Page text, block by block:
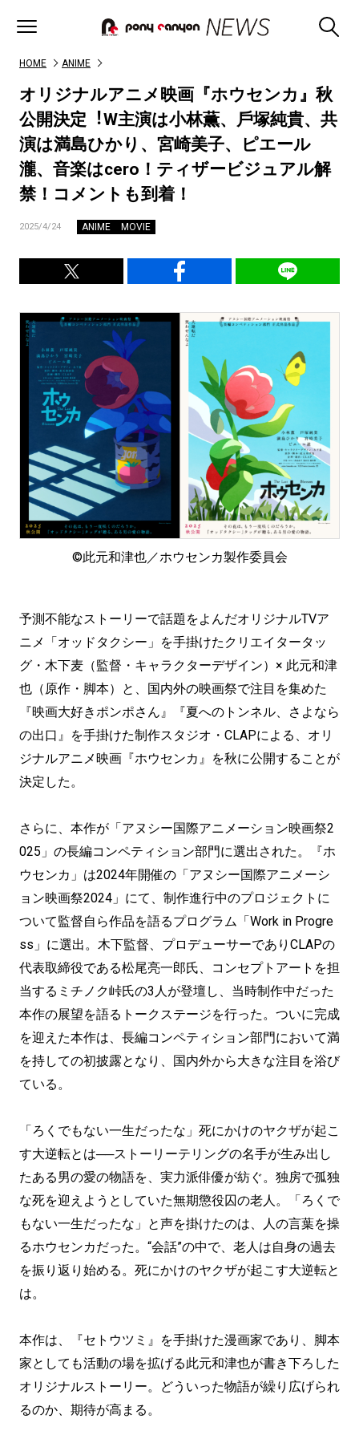
HOME ANIME
オリジナルアニメ映画『ホウセンカ』秋
公開決定︕W主演は⼩林薫、⼾塚純貴、共
演は満島ひかり、宮崎美⼦、ピエール
瀧、⾳楽はcero！ティザービジュアル解
禁！コメントも到着！
2025/4/24 ANIME MOVIE
©此元和津也／ホウセンカ製作委員会
予測不能なストーリーで話題をよんだオリジナルTVア
ニメ「オッドタクシー」を手掛けたクリエイタータッ
グ・木下麦（監督・キャラクターデザイン）× 此元和津
也（原作・脚本）と、国内外の映画祭で注目を集めた
『映画大好きポンポさん』『夏へのトンネル、さよなら
の出口』を手掛けた制作スタジオ・CLAPによる、オリ
ジナルアニメ映画『ホウセンカ』を秋に公開することが
決定した。
さらに、本作が「アヌシー国際アニメーション映画祭2
025」の長編コンペティション部門に選出された。『ホ
ウセンカ」は2024年開催の「アヌシー国際アニメーシ
ョン映画祭2024」にて、制作進行中のプロジェクトに
ついて監督自ら作品を語るプログラム「Work in Progre
ss」に選出。木下監督、プロデューサーでありCLAPの
代表取締役である松尾亮一郎氏、コンセプトアートを担
当するミチノク峠氏の3人が登壇し、当時制作中だった
本作の展望を語るトークステージを行った。ついに完成
を迎えた本作は、長編コンペティション部門において満
を持しての初披露となり、国内外から大きな注目を浴び
ている。
「ろくでもない一生だったな」死にかけのヤクザが起こ
す大逆転とは──ストーリーテリングの名手が生み出し
たある男の愛の物語を、実力派俳優が紡ぐ。独房で孤独
な死を迎えようとしていた無期懲役囚の老人。「ろくで
もない一生だったな」と声を掛けたのは、人の言葉を操
るホウセンカだった。“会話”の中で、老人は自身の過去
を振り返り始める。死にかけのヤクザが起こす大逆転と
は。
本作は、『セトウツミ』を手掛けた漫画家であり、脚本
家としても活動の場を拡げる此元和津也が書き下ろした
オリジナルストーリー。どういった物語が繰り広げられ
るのか、期待が高まる。